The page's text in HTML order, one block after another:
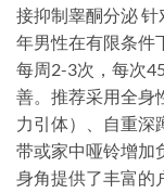
接抑制睾酮分泌
年男性在有限条件
每周2-3次，每次
善。推荐采用全身
力引体）、自重深
带或家中哑铃增加
身角提供了丰富的